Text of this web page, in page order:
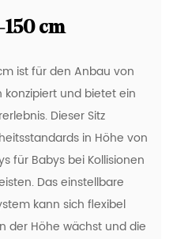
cm
ist für den Anbau von
konzipiert und bietet ein
Dieser Sitz
in Höhe von
für Babys bei Kollisionen
Das einstellbare
kann sich flexibel
der Höhe wächst und die